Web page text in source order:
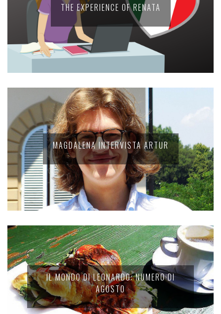
THE EXPERIENCE OF RENATA
MAGDALENA INTERVISTA ARTUR
IL MONDO DI LEONARDO: NUMERO DI
AGOSTO